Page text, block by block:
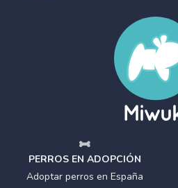
PERROS EN ADOPCIÓN
Adoptar perros en España